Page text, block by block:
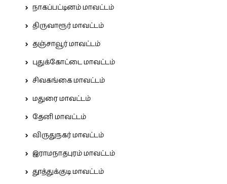
நாகப்பட்டினம் மாவட்டம்
திருவாரூர் மாவட்டம்
தஞ்சாவூர் மாவட்டம்
புதுக்கோட்டை மாவட்டம்
சிவகங்கை மாவட்டம்
மதுரை மாவட்டம்
தேனி மாவட்டம்
விருதுநகர் மாவட்டம்
இராமநாதபுரம் மாவட்டம்
தூத்துக்குடி மாவட்டம்